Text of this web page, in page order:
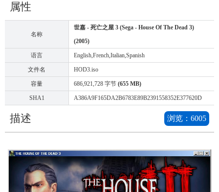
属性
名称
世嘉 - 死亡之屋 3 (Sega - House Of The Dead 3)
(2005)
语言 English,French,Italian,Spanish
文件名 HOD3.iso
容量 686,921,728 字节 (655 MB)
SHA1 A386A9F165DA2B6783E89B2391558352E377620D
描述 浏览： 6005